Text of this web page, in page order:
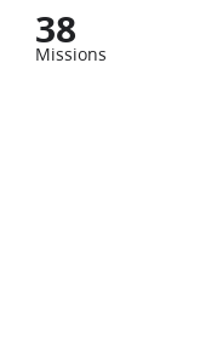
38
Missions